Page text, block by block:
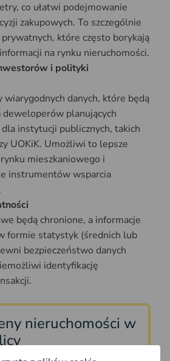
co ułatwi podejmowanie
zakupowych. To szczególnie
które często borykają
na rynku nieruchomości.
i polityki
wiarygodnych danych, które będą
deweloperów planujących
instytucji publicznych, takich
UOKiK. Umożliwi to lepsze
mieszkaniowego i
instrumentów wsparcia
będą chronione, a informacje
formie statystyk (średnich lub
bezpieczeństwo danych
identyfikację
nieruchomości w